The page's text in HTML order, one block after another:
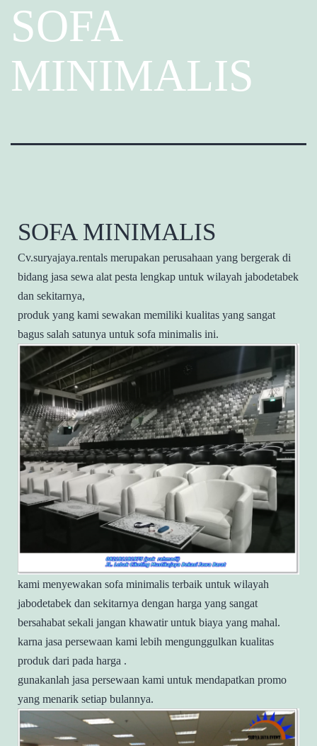
SOFA
MINIMALIS
SOFA MINIMALIS
Cv.suryajaya.rentals merupakan perusahaan yang bergerak di
bidang jasa sewa alat pesta lengkap untuk wilayah jabodetabek
dan sekitarnya,
produk yang kami sewakan memiliki kualitas yang sangat
bagus salah satunya untuk sofa minimalis ini.
kami menyewakan sofa minimalis terbaik untuk wilayah
jabodetabek dan sekitarnya dengan harga yang sangat
bersahabat sekali jangan khawatir untuk biaya yang mahal.
karna jasa persewaan kami lebih mengunggulkan kualitas
produk dari pada harga .
gunakanlah jasa persewaan kami untuk mendapatkan promo
yang menarik setiap bulannya.